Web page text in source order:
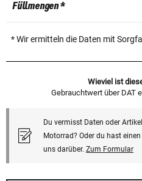
Füllmengen *
* Wir ermitteln die Daten mit
Wieviel ist
Gebrauchtwert über DAT
Du vermisst Daten oder
Motorrad? Oder du hast
uns darüber. Zum Formular